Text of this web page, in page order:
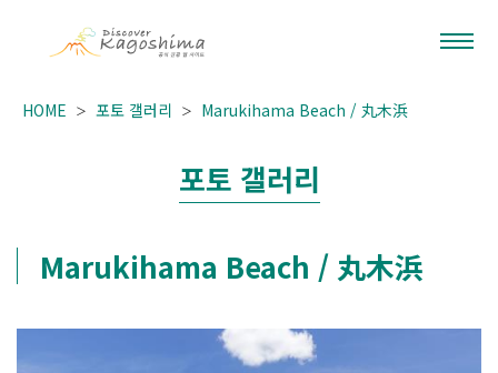
HOME 포토 갤러리 Marukihama Beach / 丸木浜
포토 갤러리
Marukihama Beach / 丸木浜